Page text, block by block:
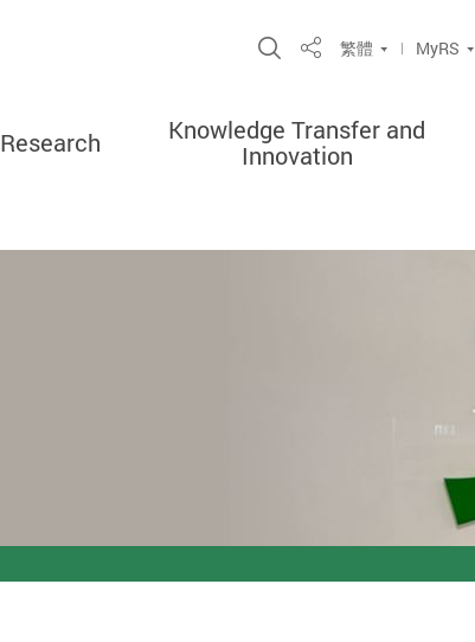
Open Site Search
Share繁體 MyRS
Research
Knowledge Transfer and
Innovation